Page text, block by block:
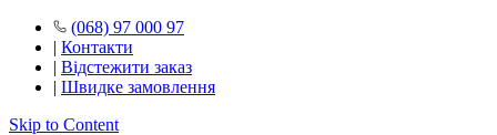
(068) 97 000 97
| Контакти
| Відстежити заказ
| Швидке замовлення
Skip to Content